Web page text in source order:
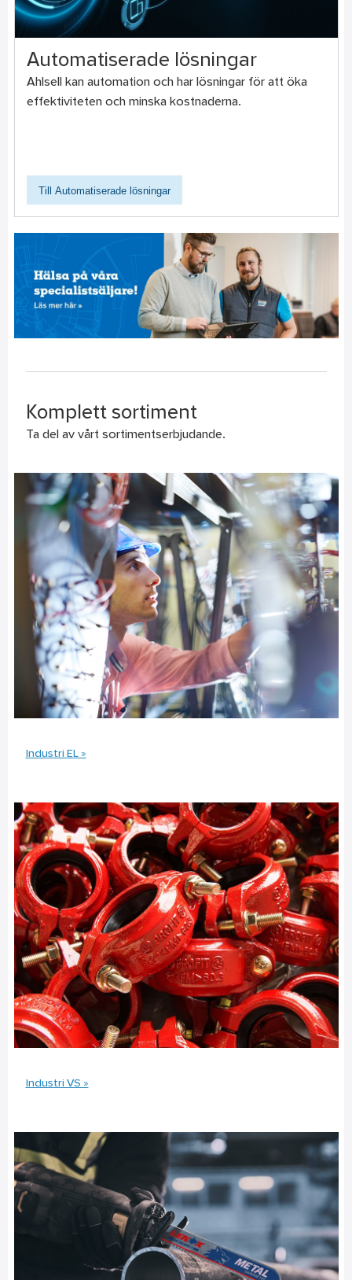
Automatiserade lösningar
Ahlsell kan automation och har lösningar för att öka
effektiviteten och minska kostnaderna.
Till Automatiserade lösningar
Komplett sortiment
Ta del av vårt sortimentserbjudande.
Industri EL »
Industri VS »